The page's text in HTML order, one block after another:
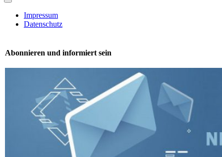
Toggle
NavigationImpressum
Datenschutz
Abonnieren und informiert sein